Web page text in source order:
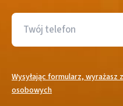
Wysyłając formularz,
osobowych